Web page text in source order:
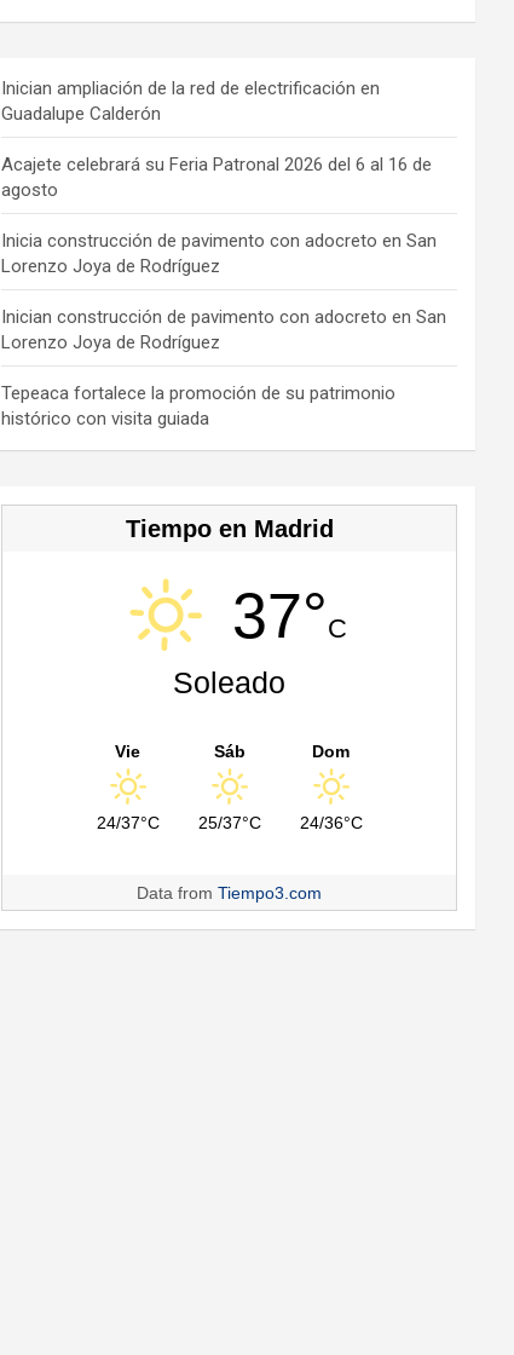
a
b
o
o
k
hr
a
d
s
st
gr
a
m
k
o
k
o
T
u
b
e
C
h
a
n
n
el
Inician ampliación de la red de electrificación en
Guadalupe Calderón
Acajete celebrará su Feria Patronal 2026 del 6 al 16 de
agosto
Inicia construcción de pavimento con adocreto en San
Lorenzo Joya de Rodríguez
Inician construcción de pavimento con adocreto en San
Lorenzo Joya de Rodríguez
Tepeaca fortalece la promoción de su patrimonio
histórico con visita guiada
Tiempo en Madrid
37°C
Soleado
Vie
24/37°C
Sáb
25/37°C
Dom
24/36°C
Data fromTiempo3.com